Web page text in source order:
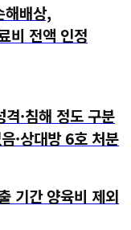
해배상,
비 전액 인정
·침해 정도 구분
·상대방 6호 처분
기간 양육비 제외